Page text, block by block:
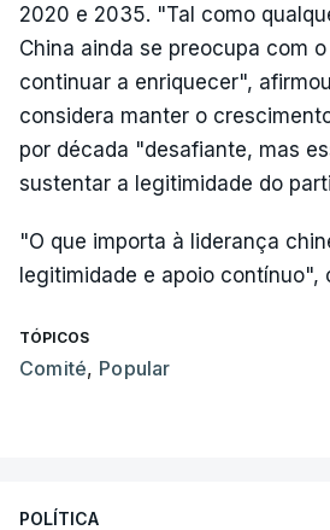
2020 e 2035. "Tal como
China ainda se preocupa com
continuar a enriquecer",
considera manter o
por década "desafiante, mas
sustentar a legitimidade do
"O que importa à liderança
legitimidade e apoio contínuo",
TÓPICOS
Comité, Popular
POLÍTICA